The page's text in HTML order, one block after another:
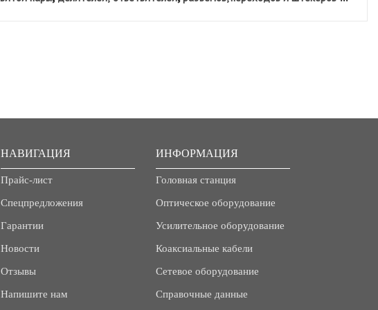
НАВИГАЦИЯ
Прайс-лист
Спецпредложения
Гарантии
Новости
Отзывы
Напишите нам
ИНФОРМАЦИЯ
Головная станция
Оптическое оборудование
Усилительное оборудование
Коаксиальные кабели
Сетевое оборудование
Справочные данные